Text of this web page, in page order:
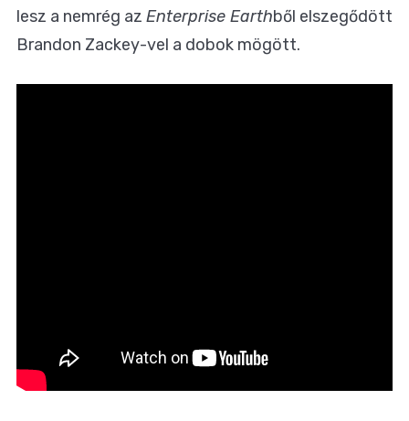
lesz a nemrég az Enterprise Earthből elszegődött
Brandon Zackey-vel a dobok mögött.